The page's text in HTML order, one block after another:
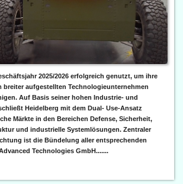
2025/2026 erfolgreich genutzt, um ihre
breiter aufgestellten Technologieunternehmen
Auf Basis seiner hohen Industrie- und
Heidelberg mit dem Dual- Use-Ansatz
Märkte in den Bereichen Defense, Sicherheit,
und industrielle Systemlösungen. Zentraler
ist die Bündelung aller entsprechenden
Technologies GmbH.......